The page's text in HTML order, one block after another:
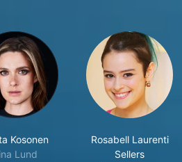
Kosonen
Lund
Rosabell Laurenti
Sellers